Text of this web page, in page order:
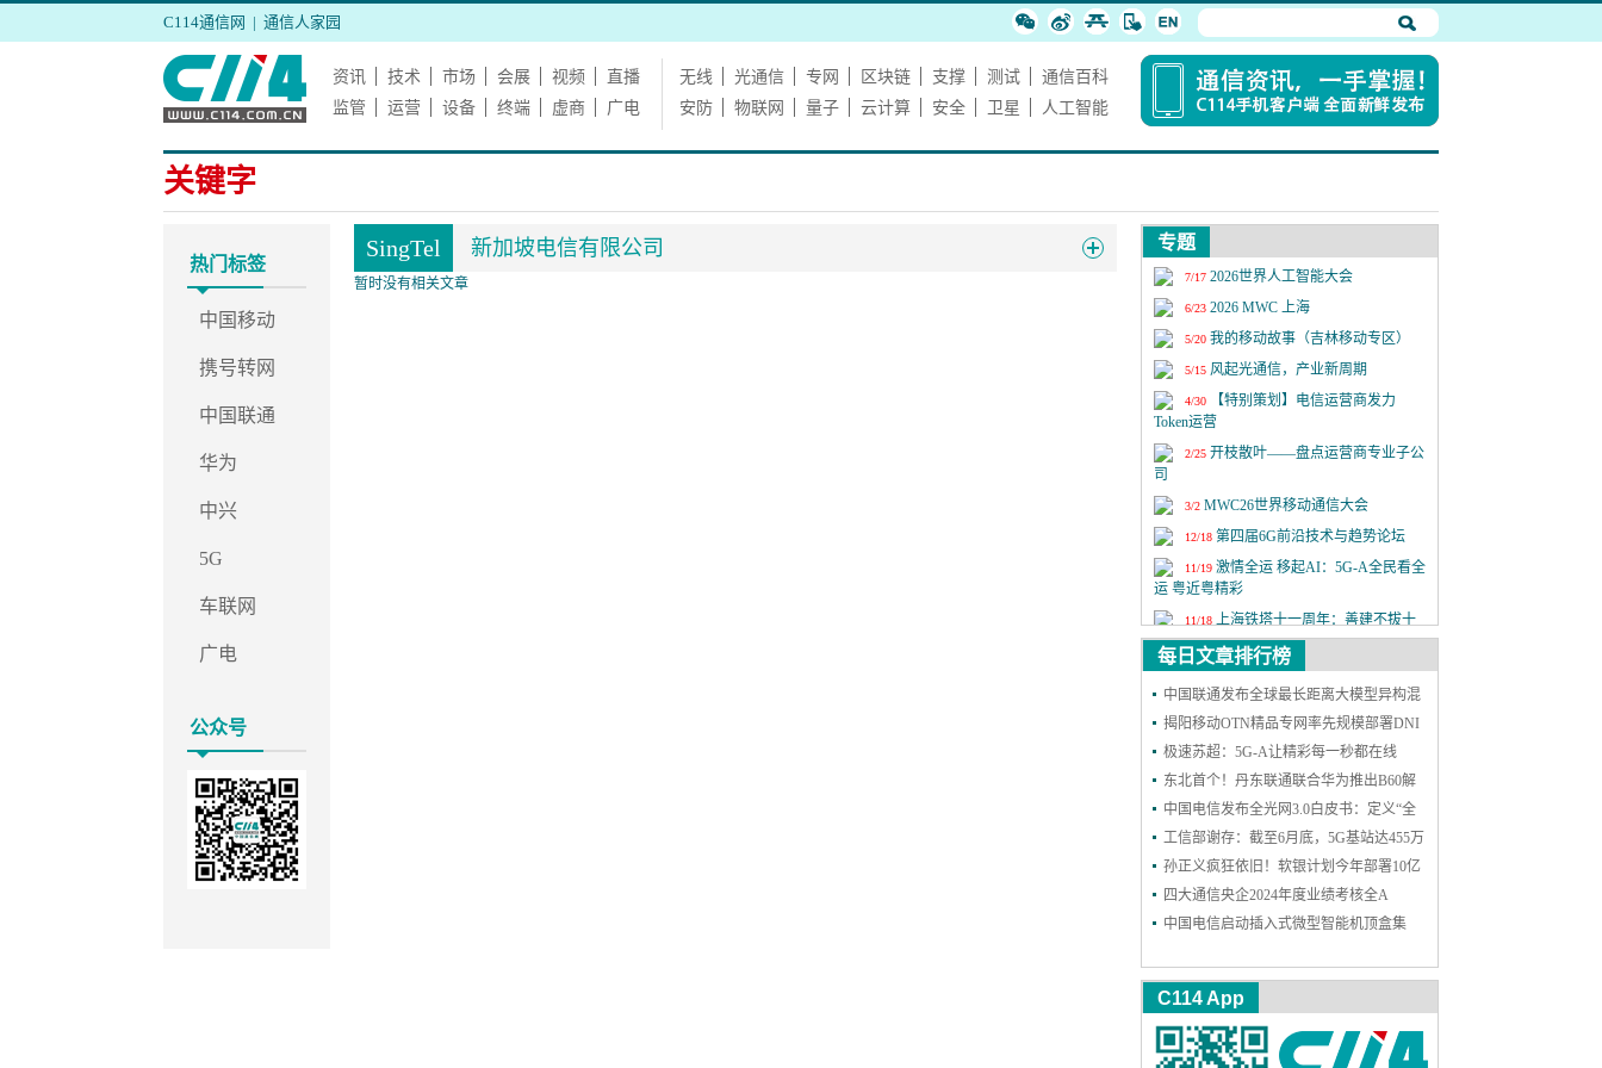
C114通信网 | 通信人家园
资讯 技术 市场 会展 视频
直播
监管
运营 设备 终端 虚商 广电
无线 光通信 专网 区块链 支撑 测试
通信百科
安防
物联网 量子 云计算 安全 卫星 人工智能
关键字
热门标签
中国移动
携号转网
中国联通
华为
中兴
5G
车联网
广电
公众号
SingTel 新加坡电信有限公司
暂时没有相关文章
专题
7/17 2026世界人工智能大会
6/23 2026 MWC 上海
5/20 我的移动故事（吉林移动专区）
5/15 风起光通信，产业新周期
4/30
【特别策划】电信运营商发力
Token运营
2/25 开枝散叶——盘点运营商专业子公
司
3/2 MWC26世界移动通信大会
12/18 第四届6G前沿技术与趋势论坛
11/19 激情全运 移起AI：5G-A全民看全
运 粤近粤精彩
11/18 上海铁塔十一周年：善建不拔十
一载，锐意进取向未来
9/24 2025年中国国际信息通信展览会
9/9 第二十六届中国国际光电博览会
每日文章排行榜
中国联通发布全球最长距离大模型异构混
训成果
揭阳移动OTN精品专网率先规模部署DNI
保护，实现高可靠能力再升级
极速苏超：5G-A让精彩每一秒都在线
东北首个！丹东联通联合华为推出B60解
决方案，一站式护航企业网络和安防
中国电信发布全光网3.0白皮书：定义“全
光智联”，2030年能力基本达成
工信部谢存：截至6月底，5G基站达455万
个 5G用户达11.18亿户
孙正义疯狂依旧！软银计划今年部署10亿
个AI智能体
四大通信央企2024年度业绩考核全A
中国电信启动插入式微型智能机顶盒集
C114 App